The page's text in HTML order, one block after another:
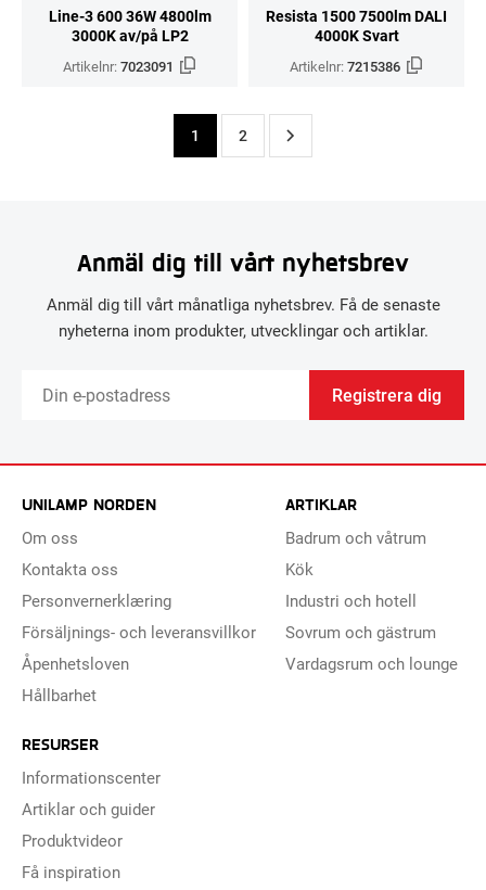
Line-3 600 36W 4800lm
3000K av/på LP2
Artikelnr:7023091
Resista 1500 7500lm DALI
4000K Svart
Artikelnr:7215386
1 2
Anmäl dig till vårt nyhetsbrev
Anmäl dig till vårt månatliga nyhetsbrev. Få de senaste
nyheterna inom produkter, utvecklingar och artiklar.
Registrera dig
UNILAMP NORDEN
Om oss
Kontakta oss
Personvernerklæring
Försäljnings- och leveransvillkor
Åpenhetsloven
Hållbarhet
ARTIKLAR
Badrum och våtrum
Kök
Industri och hotell
Sovrum och gästrum
Vardagsrum och lounge
RESURSER
Informationscenter
Artiklar och guider
Produktvideor
Få inspiration